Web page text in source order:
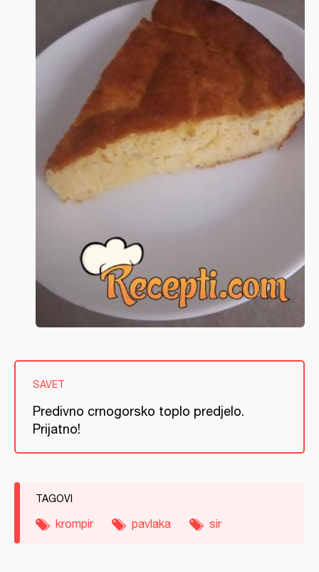
SAVET
Predivno crnogorsko toplo predjelo.
Prijatno!
TAGOVI
krompir pavlaka sir